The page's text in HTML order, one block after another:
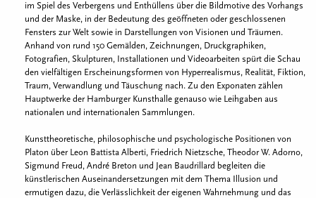
im Spiel des Verbergens und Enthüllens über die Bildmotive des Vorhangs
und der Maske, in der Bedeutung des geöffneten oder geschlossenen
Fensters zur Welt sowie in Darstellungen von Visionen und Träumen.
Anhand von rund 150 Gemälden, Zeichnungen, Druckgraphiken,
Fotografien, Skulpturen, Installationen und Videoarbeiten spürt die Schau
den vielfältigen Erscheinungsformen von Hyperrealismus, Realität, Fiktion,
Traum, Verwandlung und Täuschung nach. Zu den Exponaten zählen
Hauptwerke der Hamburger Kunsthalle genauso wie Leihgaben aus
nationalen und internationalen Sammlungen.
Kunsttheoretische, philosophische und psychologische Positionen von
Platon über Leon Battista Alberti, Friedrich Nietzsche, Theodor W. Adorno,
Sigmund Freud, André Breton und Jean Baudrillard begleiten die
künstlerischen Auseinandersetzungen mit dem Thema Illusion und
ermutigen dazu, die Verlässlichkeit der eigenen Wahrnehmung und das